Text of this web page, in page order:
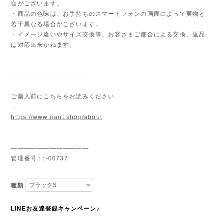
合がございます。
・商品の色味は、お手持ちのスマートフォンの画面によって実物と
若干異なる場合がございます。
・イメージ違いやサイズ交換等、お客さまご都合による交換、返品
は対応出来かねます。
————————————
ご購入前にこちらをお読みください
→
https://www.riant.shop/about
————————————
管理番号：t-00737
種類
LINEお友達登録キャンペーン♪